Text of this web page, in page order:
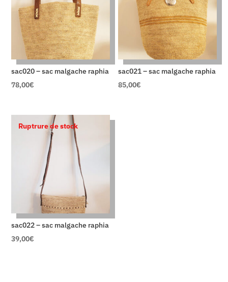
sac020 – sac malgache raphia
78,00€
sac021 – sac malgache raphia
85,00€
Ruptrure de stock
sac022 – sac malgache raphia
39,00€